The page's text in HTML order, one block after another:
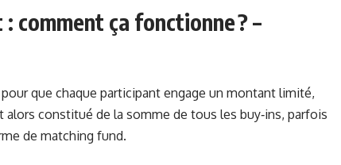
comment ça fonctionne ? –
que chaque participant engage un montant limité,
alors constitué de la somme de tous les buy‑ins, parfois
de matching fund.